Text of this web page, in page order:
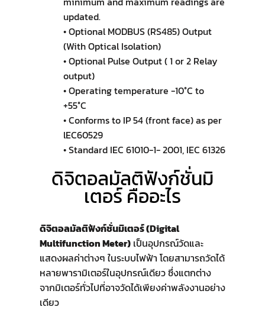
updated.
• Optional MODBUS (RS485) Output
(With Optical Isolation)
• Optional Pulse Output ( 1 or 2 Relay
output)
• Operating temperature -10°C to
+55°C
• Conforms to IP 54 (front face) as per
lEC60529
• Standard IEC 61010-1- 2001, IEC 61326
ดิจิตอลมัลติฟังก์ชั่นมิ
เตอร์ คืออะไร
ดิจิตอลมัลติฟังก์ชั่นมิเตอร์ (Digital
Multifunction Meter)เป็นอุปกรณ์วัดและ
แสดงผลค่าต่างๆ ในระบบไฟฟ้า โดยสามารถวัดได้
หลายพารามิเตอร์ในอุปกรณ์เดียว ซึ่งแตกต่าง
จากมิเตอร์ทั่วไปที่อาจวัดได้เพียงค่าพลังงานอย่าง
เดียว